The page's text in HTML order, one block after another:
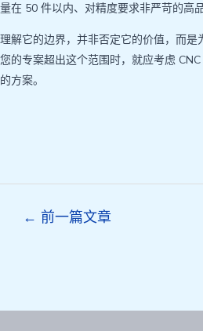
量在 50 件以内、对精度要求非严苛的高
理解它的边界，并非否定它的价值，而
您的专案超出这个范围时，就应考虑
的方案。
← 前一篇文章